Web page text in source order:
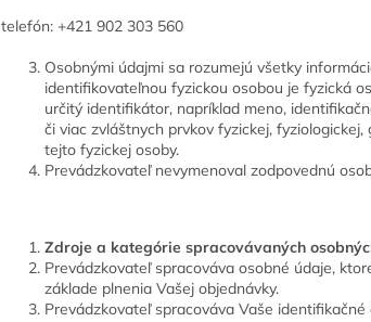
telefón: +421 902 303 560
Osobnými údajmi sa rozumejú všetky
identifikovateľnou fyzickou osobou je fyzická
určitý identifikátor, napríklad meno,
či viac zvláštnych prvkov fyzickej,
tejto fyzickej osoby.
Prevádzkovateľ nevymenoval zodpovednú
Zdroje a kategórie spracovávaných
Prevádzkovateľ spracováva osobné údaje,
základe plnenia Vašej objednávky.
Prevádzkovateľ spracováva Vaše